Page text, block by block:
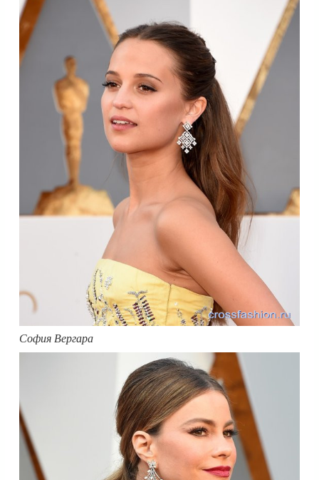
София Вергара